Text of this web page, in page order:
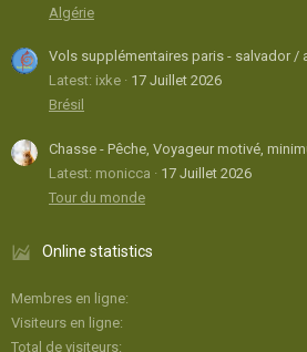
Algérie
Vols supplémentaires paris - salvador /
Latest: ixke
17 Juillet 2026
Brésil
Chasse - Pêche, Voyageur motivé,
Latest: monicca
17 Juillet 2026
Tour du monde
Online statistics
Membres en ligne
Visiteurs en ligne
Total de visiteurs